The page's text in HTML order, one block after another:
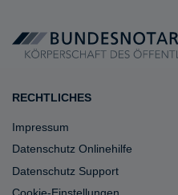
RECHTLICHES
Impressum
Datenschutz Onlinehilfe
Datenschutz Support